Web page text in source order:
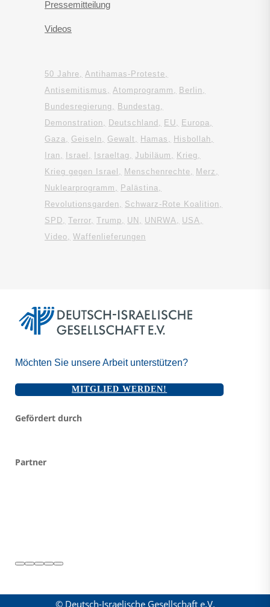
Pressemitteilung
Videos
50 Jahre
Antihamas-Proteste
Antisemitismus
Atomprogramm
Berlin
Bundesregierung
Bundestag
Demonstration
Deutschland EU
Europa
Gaza
Geiseln Gewalt Hamas
Hisbollah
Iran
Israel Israeltag Jubiläum
Krieg
Krieg gegen Israel
Menschenrechte
Merz
Nuklearprogramm
Palästina
Revolutionsgarden
Schwarz-Rote Koalition
SPD
Terror Trump UN UNRWA
USA
Video
Waffenlieferungen
Möchten Sie unsere Arbeit unterstützen?
MITGLIED WERDEN!
Gefördert durch
Partner
© Deutsch-Israelische Gesellschaft e.V.